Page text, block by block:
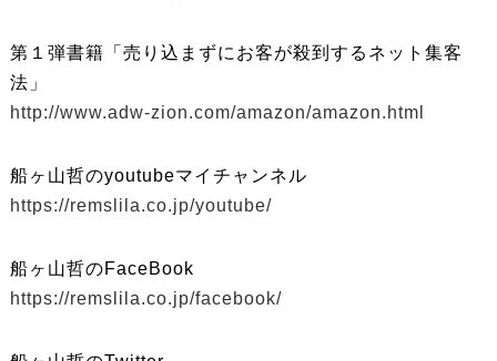
第１弾書籍「売り込まずにお客が殺到するネット集客
法」
http://www.adw-zion.com/amazon/amazon.html
船ヶ山哲のyoutubeマイチャンネル
https://remslila.co.jp/youtube/
船ヶ山哲のFaceBook
https://remslila.co.jp/facebook/